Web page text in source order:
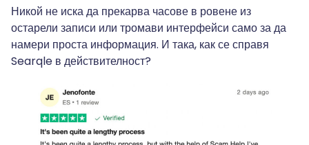
Никой не иска да прекарва часове в ровене из
остарели записи или тромави интерфейси само за да
намери проста информация. И така, как се справя
Searqle в действителност?